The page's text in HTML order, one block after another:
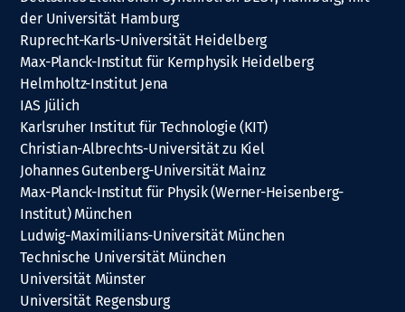
der Universität Hamburg
Ruprecht-Karls-Universität Heidelberg
Max-Planck-Institut für Kernphysik Heidelberg
Helmholtz-Institut Jena
IAS Jülich
Karlsruher Institut für Technologie (KIT)
Christian-Albrechts-Universität zu Kiel
Johannes Gutenberg-Universität Mainz
Max-Planck-Institut für Physik (Werner-Heisenberg-
Institut) München
Ludwig-Maximilians-Universität München
Technische Universität München
Universität Münster
Universität Regensburg